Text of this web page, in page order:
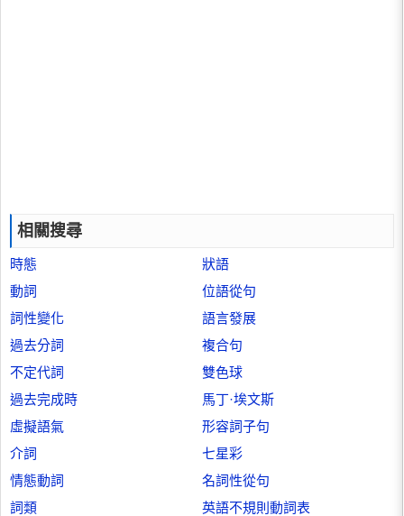
相關搜尋
時態
狀語
動詞
位語從句
詞性變化
語言發展
過去分詞
複合句
不定代詞
雙色球
過去完成時
馬丁·埃文斯
虛擬語氣
形容詞子句
介詞
七星彩
情態動詞
名詞性從句
詞類
英語不規則動詞表